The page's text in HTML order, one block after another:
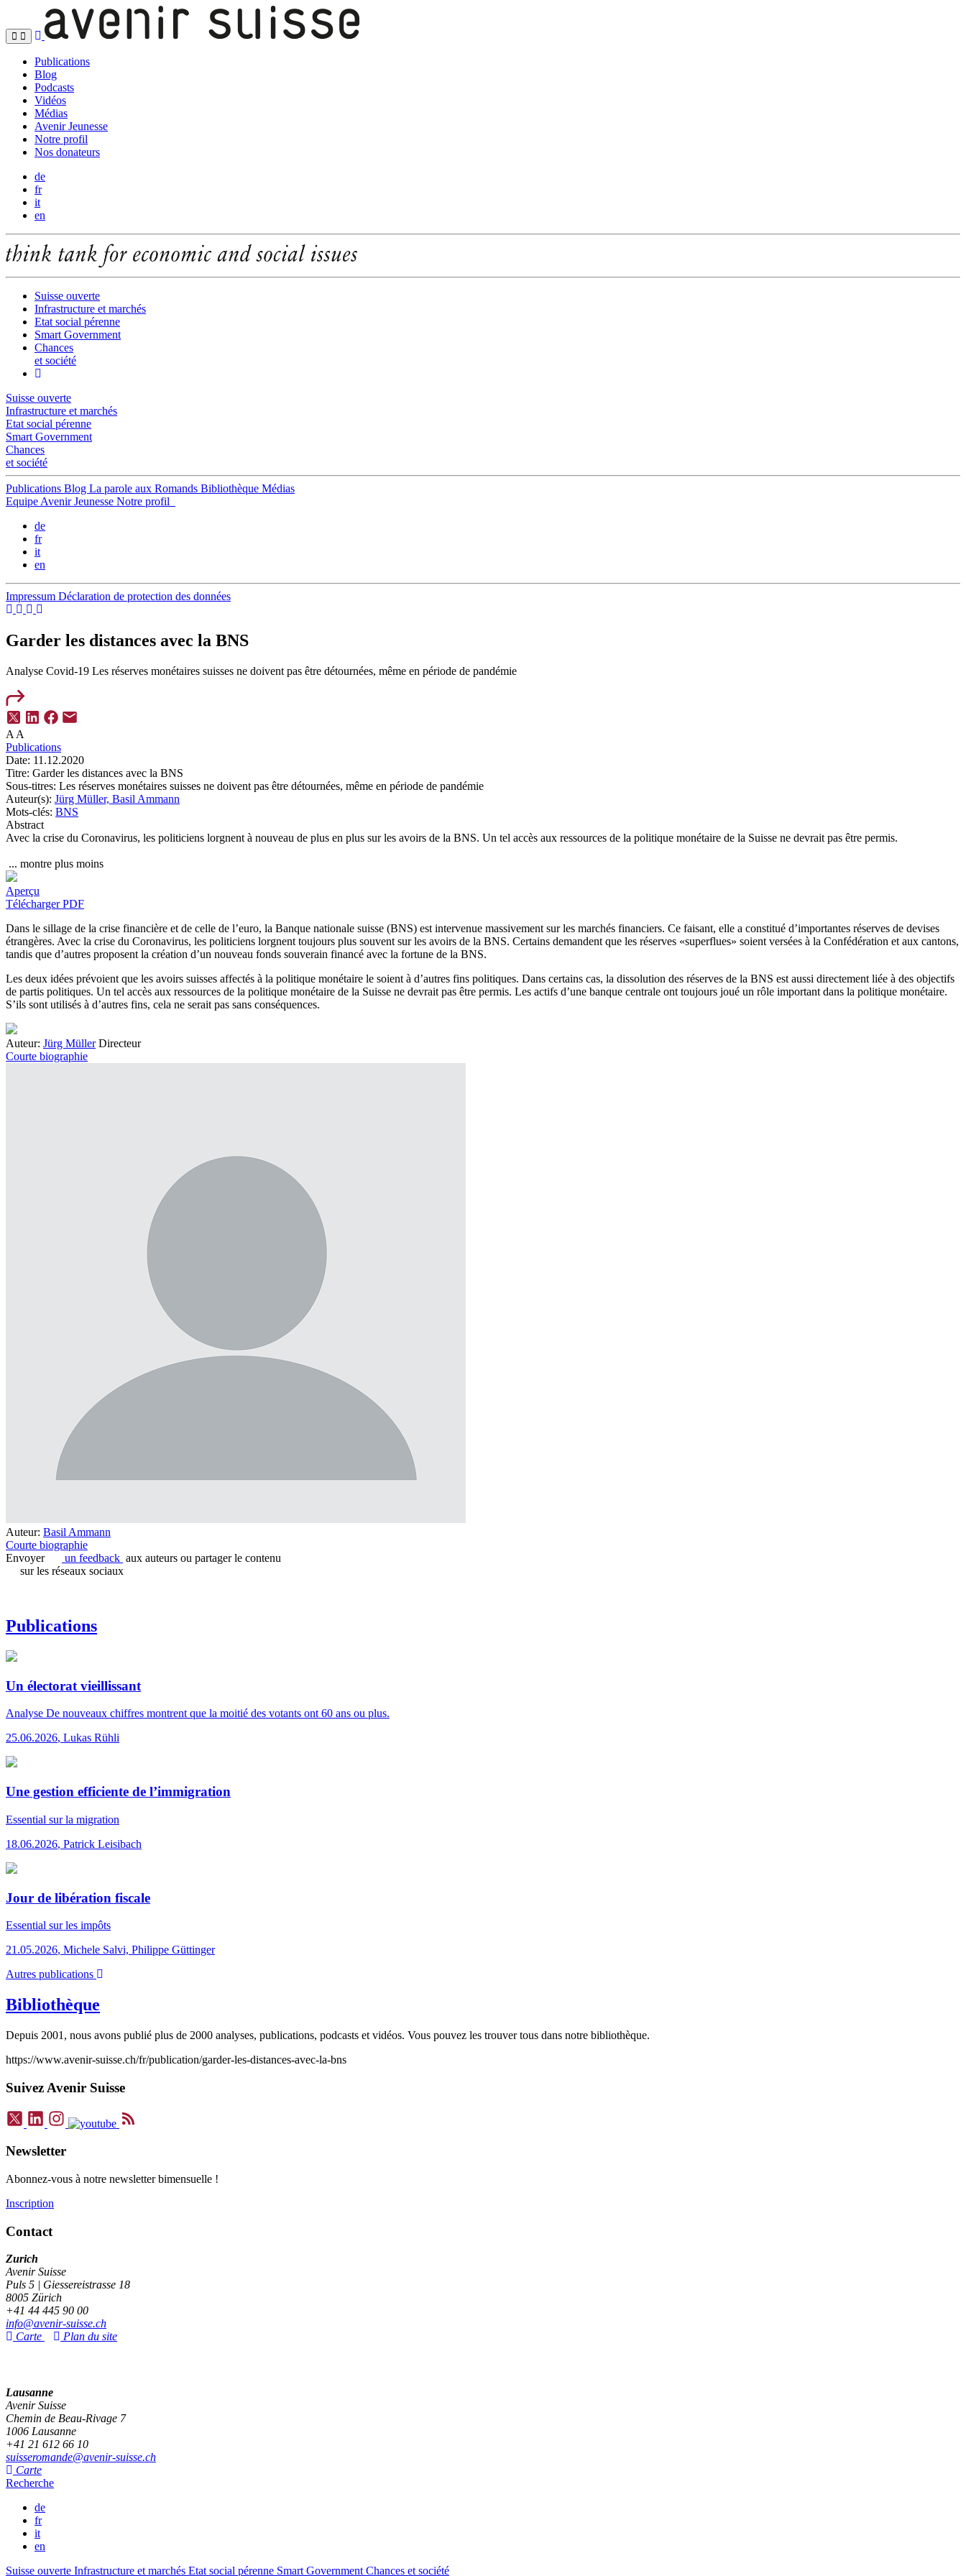
Publications
Blog
Podcasts
Vidéos
Médias
Avenir Jeunesse
Notre profil
Nos donateurs
de
fr
it
en
Suisse ouverte
Infrastructure et marchés
Etat social pérenne
Smart Government
Chances
et société
Suisse ouverte
Infrastructure et marchés
Etat social pérenne
Smart Government
Chances
et société
Publications Blog La parole aux Romands Bibliothèque Médias
Equipe Avenir Jeunesse Notre profil
de
fr
it
en
Impressum Déclaration de protection des données
Garder les distances avec la BNS
Analyse Covid-19 Les réserves monétaires suisses ne doivent pas être détournées, même en période de pandémie
A A
Publications
Date: 11.12.2020
Titre: Garder les distances avec la BNS
Sous-titres: Les réserves monétaires suisses ne doivent pas être détournées, même en période de pandémie
Auteur(s): Jürg Müller, Basil Ammann
Mots-clés: BNS
Abstract
Avec la crise du Coronavirus, les politiciens lorgnent à nouveau de plus en plus sur les avoirs de la BNS. Un tel accès aux ressources de la politique monétaire de la Suisse ne devrait pas être permis.
... montre plus moins
Aperçu
Télécharger PDF
Dans le sillage de la crise financière et de celle de l’euro, la Banque nationale suisse (BNS) est intervenue massivement sur les marchés financiers. Ce faisant, elle a constitué d’importantes réserves de devises
étrangères. Avec la crise du Coronavirus, les politiciens lorgnent toujours plus souvent sur les avoirs de la BNS. Certains demandent que les réserves «superflues» soient versées à la Confédération et aux cantons,
tandis que d’autres proposent la création d’un nouveau fonds souverain financé avec la fortune de la BNS.
Les deux idées prévoient que les avoirs suisses affectés à la politique monétaire le soient à d’autres fins politiques. Dans certains cas, la dissolution des réserves de la BNS est aussi directement liée à des objectifs
de partis politiques. Un tel accès aux ressources de la politique monétaire de la Suisse ne devrait pas être permis. Les actifs d’une banque centrale ont toujours joué un rôle important dans la politique monétaire.
S’ils sont utilisés à d’autres fins, cela ne serait pas sans conséquences.
Auteur: Jürg Müller Directeur
Courte biographie
Auteur: Basil Ammann
Courte biographie
Envoyer
un feedback aux auteurs ou partager le contenu
sur les réseaux sociaux
Publications
Un électorat vieillissant
Analyse De nouveaux chiffres montrent que la moitié des votants ont 60 ans ou plus.
25.06.2026, Lukas Rühli
Une gestion efficiente de l’immigration
Essential sur la migration
18.06.2026, Patrick Leisibach
Jour de libération fiscale
Essential sur les impôts
21.05.2026, Michele Salvi, Philippe Güttinger
Autres publications
Bibliothèque
Depuis 2001, nous avons publié plus de 2000 analyses, publications, podcasts et vidéos. Vous pouvez les trouver tous dans notre bibliothèque.
https://www.avenir-suisse.ch/fr/publication/garder-les-distances-avec-la-bns
Suivez Avenir Suisse
Newsletter
Abonnez-vous à notre newsletter bimensuelle !
Inscription
Contact
Zurich
Avenir Suisse
Puls 5 | Giessereistrasse 18
8005 Zürich
+41 44 445 90 00
info@avenir-suisse.ch
Carte
Plan du site
Lausanne
Avenir Suisse
Chemin de Beau-Rivage 7
1006 Lausanne
+41 21 612 66 10
suisseromande@avenir-suisse.ch
Carte
Recherche
de
fr
it
en
Suisse ouverte Infrastructure et marchés Etat social pérenne Smart Government Chances et société